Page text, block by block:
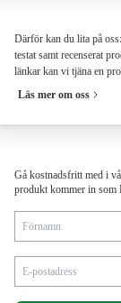
Därför kan du lita på
testat samt recenserat
länkar kan vi tjäna en
Läs mer om oss
Gå kostnadsfritt med i
produkt kommer in som